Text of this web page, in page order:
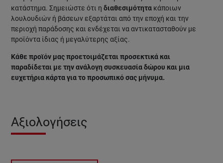
κατάστημα. Σημειώστε ότι η διαθεσιμότητα κάποιων
λουλουδιών ή βάσεων εξαρτάται από την εποχή και την
περιοχή παράδοσης και ενδέχεται να αντικατασταθούν με
προϊόντα ίδιας ή μεγαλύτερης αξίας.
Κάθε προϊόν μας προετοιμάζεται προσεκτικά και
παραδίδεται με την ανάλογη συσκευασία δώρου και μια
ευχετήρια κάρτα για το προσωπικό σας μήνυμα.
Αξιολογήσεις